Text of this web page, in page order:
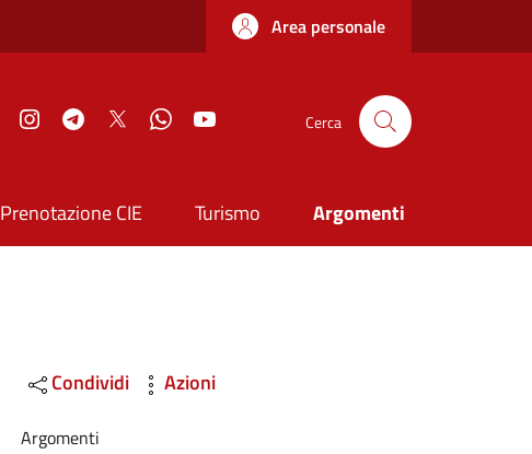
Area personale
FacebookInstagramTelegramTwitter WhatsApp Cerca
Prenotazione CIE Turismo Argomenti
Condividi Azioni
Argomenti